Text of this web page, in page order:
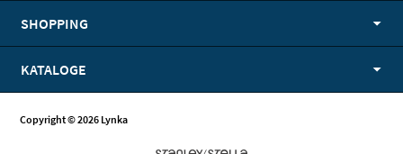
SHOPPING
KATALOGE
Copyright © 2026 Lynka